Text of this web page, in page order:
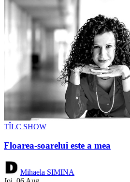
TÎLC SHOW
Floarea-soarelui este a mea
Mihaela SIMINA